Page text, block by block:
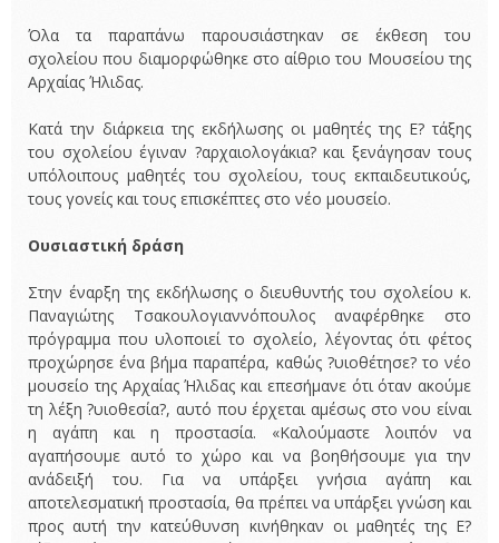
Όλα τα παραπάνω παρουσιάστηκαν σε έκθεση του
σχολείου που διαμορφώθηκε στο αίθριο του Μουσείου της
Αρχαίας Ήλιδας.
Κατά την διάρκεια της εκδήλωσης οι μαθητές της Ε? τάξης
του σχολείου έγιναν ?αρχαιολογάκια? και ξενάγησαν τους
υπόλοιπους μαθητές του σχολείου, τους εκπαιδευτικούς,
τους γονείς και τους επισκέπτες στο νέο μουσείο.
Ουσιαστική δράση
Στην έναρξη της εκδήλωσης ο διευθυντής του σχολείου κ.
Παναγιώτης Τσακουλογιαννόπουλος αναφέρθηκε στο
πρόγραμμα που υλοποιεί το σχολείο, λέγοντας ότι φέτος
προχώρησε ένα βήμα παραπέρα, καθώς ?υιοθέτησε? το νέο
μουσείο της Αρχαίας Ήλιδας και επεσήμανε ότι όταν ακούμε
τη λέξη ?υιοθεσία?, αυτό που έρχεται αμέσως στο νου είναι
η αγάπη και η προστασία. «Καλούμαστε λοιπόν να
αγαπήσουμε αυτό το χώρο και να βοηθήσουμε για την
ανάδειξή του. Για να υπάρξει γνήσια αγάπη και
αποτελεσματική προστασία, θα πρέπει να υπάρξει γνώση και
προς αυτή την κατεύθυνση κινήθηκαν οι μαθητές της Ε?